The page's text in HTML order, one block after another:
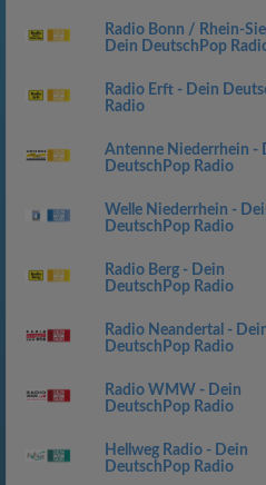
Radio Bonn / Rhein-
Dein DeutschPop
Radio Erft - Dein
Radio
Antenne Niederrhein -
DeutschPop Radio
Welle Niederrhein -
DeutschPop Radio
Radio Berg - Dein
DeutschPop Radio
Radio Neandertal -
DeutschPop Radio
Radio WMW - Dein
DeutschPop Radio
Hellweg Radio - Dein
DeutschPop Radio